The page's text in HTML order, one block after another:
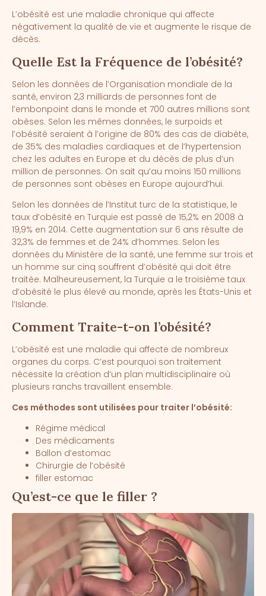
L’obésité est une maladie chronique qui affecte
négativement la qualité de vie et augmente le risque de
décès.
Quelle Est la Fréquence de l’obésité?
Selon les données de l’Organisation mondiale de la
santé, environ 2,3 milliards de personnes font de
l’embonpoint dans le monde et 700 autres millions sont
obèses. Selon les mêmes données, le surpoids et
l’obésité seraient à l’origine de 80% des cas de diabète,
de 35% des maladies cardiaques et de l’hypertension
chez les adultes en Europe et du décès de plus d’un
million de personnes. On sait qu’au moins 150 millions
de personnes sont obèses en Europe aujourd’hui.
Selon les données de l’Institut turc de la statistique, le
taux d’obésité en Turquie est passé de 15,2% en 2008 à
19,9% en 2014. Cette augmentation sur 6 ans résulte de
32,3% de femmes et de 24% d’hommes. Selon les
données du Ministère de la santé, une femme sur trois et
un homme sur cinq souffrent d’obésité qui doit être
traitée. Malheureusement, la Turquie a le troisième taux
d’obésité le plus élevé au monde, après les États-Unis et
l’Islande.
Comment Traite-t-on l’obésité?
L’obésité est une maladie qui affecte de nombreux
organes du corps. C’est pourquoi son traitement
nécessite la création d’un plan multidisciplinaire où
plusieurs ranchs travaillent ensemble.
Ces méthodes sont utilisées pour traiter l’obésité:
Régime médical
Des médicaments
Ballon d’estomac
Chirurgie de l’obésité
filler estomac
Qu’est-ce que le filler ?